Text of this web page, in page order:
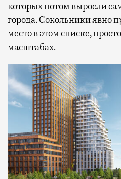
которых потом выросли
города. Сокольники явно
место в этом списке,
масштабах.